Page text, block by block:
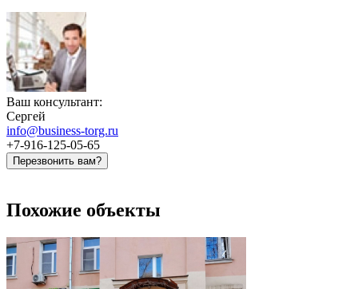
Ваш консультант:
Сергей
info@business-torg.ru
+7-916-125-05-65
Перезвонить вам?
Похожие объекты